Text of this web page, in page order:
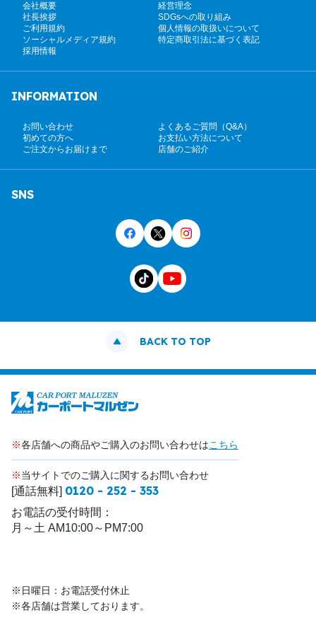
会社概要
経営理念
社長挨拶
SDGsへの取り組み
ご利用規約
個人情報の取扱いについて
ソーシャルメディア規約
特定商取引法に基づく表記
採用情報
INFORMATION
お問い合わせ
よくあるご質問（Q&A）
初めての方へ
お支払い方法について
ご注文からお届けまで
店舗のご紹介
SNS
BACK TO TOP
※各店舗への商品やご購入のお問い合わせはこちら
※当サイトでのご購入に関するお問い合わせ
[通話無料] 0120 - 252 - 353
お電話の受付時間：
月～土 AM10:00～PM7:00
※日曜日：お電話受付休止
※各店舗は営業しております。